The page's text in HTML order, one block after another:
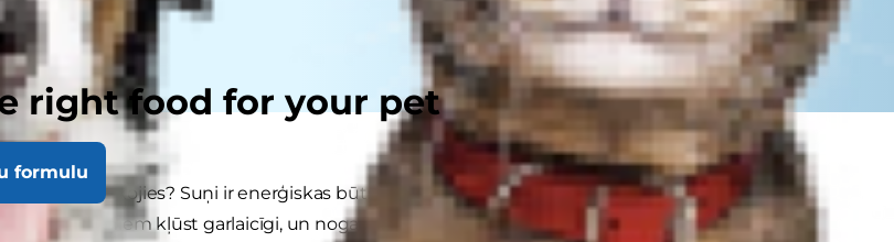
right food for your pet
formulu
ir nogarlaikojies? Suņi ir enerģiskas būtnes, kas patiesi vēlas rotaļāties un
vietā, suņiem kļūst garlaicīgi, un nogarlaikojies suns ir nelaimīgs suns. Atpazīt